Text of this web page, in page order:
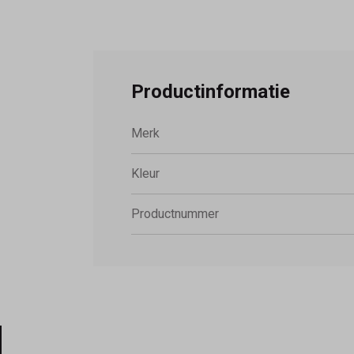
Productinformatie
Merk
Kleur
Productnummer